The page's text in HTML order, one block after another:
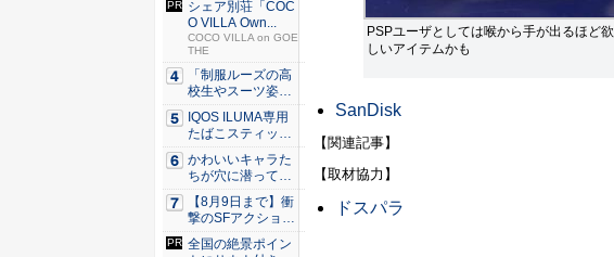
PSPユーザとしては喉から手が出るほど欲
しいアイテムかも
SanDisk
【関連記事】
【取材協力】
ドスパラ
シェア別荘「COC
O VILLA Own...
COCO VILLA on GOE
THE
「制服ルーズの高
校生やスーツ姿の
OLを演...
IQOS ILUMA専用
たばこスティッ
ク...
かわいいキャラた
ちが穴に潜ってひ
どい目に...
【8月9日まで】衝
撃のSFアクション
『G...
全国の絶景ポイン